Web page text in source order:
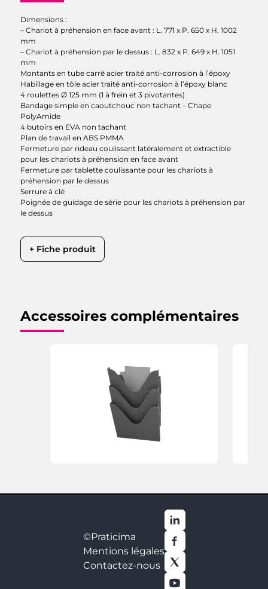
Dimensions :
– Chariot à préhension en face avant : L. 771 x P. 650 x H. 1002
mm
– Chariot à préhension par le dessus : L. 832 x P. 649 x H. 1051
mm
Montants en tube carré acier traité anti-corrosion à l’époxy
Habillage en tôle acier traité anti-corrosion à l’époxy blanc
4 roulettes Ø 125 mm (1 à frein et 3 pivotantes)
Bandage simple en caoutchouc non tachant – Chape
PolyAmide
4 butoirs en EVA non tachant
Plan de travail en ABS PMMA
Fermeture par rideau coulissant latéralement et extractible
pour les chariots à préhension en face avant
Fermeture par tablette coulissante pour les chariots à
préhension par le dessus
Serrure à clé
Poignée de guidage de série pour les chariots à préhension par
le dessus
+ Fiche produit
Accessoires complémentaires
©Praticima
Mentions légales
Contactez-nous